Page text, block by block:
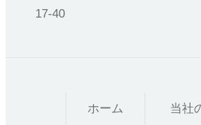
17-40
ホーム 当社